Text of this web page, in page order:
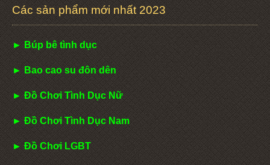
Các sản phẩm mới nhất 2023
► Búp bê tình dục
► Bao cao su đôn dên
► Đồ Chơi Tình Dục Nữ
► Đồ Chơi Tình Dục Nam
► Đồ Chơi LGBT